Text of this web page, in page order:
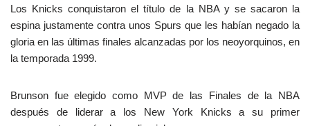
Los Knicks conquistaron el título de la NBA y se sacaron la
espina justamente contra unos Spurs que les habían negado la
gloria en las últimas finales alcanzadas por los neoyorquinos, en
la temporada 1999.
Brunson fue elegido como MVP de las Finales de la NBA
después de liderar a los New York Knicks a su primer